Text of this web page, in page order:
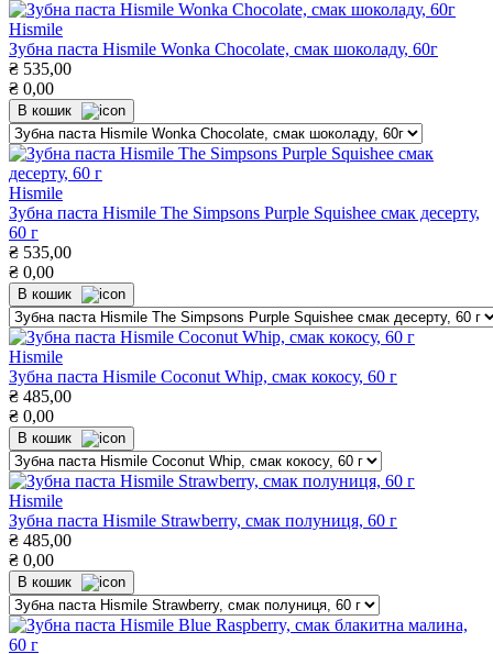
Hismile
Зубна паста Hismile Wonka Chocolate, смак шоколаду, 60г
₴ 535,00
₴ 0,00
В кошик
Hismile
Зубна паста Hismile The Simpsons Purple Squishee смак десерту,
60 г
₴ 535,00
₴ 0,00
В кошик
Hismile
Зубна паста Hismile Coconut Whip, смак кокосу, 60 г
₴ 485,00
₴ 0,00
В кошик
Hismile
Зубна паста Hismile Strawberry, смак полуниця, 60 г
₴ 485,00
₴ 0,00
В кошик